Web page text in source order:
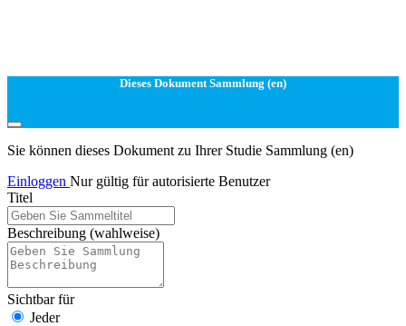
Dieses Dokument Sammlung (en)
Sie können dieses Dokument zu Ihrer Studie Sammlung (en)
Einloggen Nur gültig für autorisierte Benutzer
Titel
Beschreibung (wahlweise)
Sichtbar für
Jeder